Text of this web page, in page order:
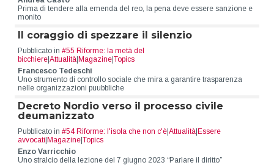
Prima di tendere alla emenda del reo, la pena deve essere sanzione e
monito
Il coraggio di spezzare il silenzio
Pubblicato in #55 Riforme: la metà del
bicchiere|Attualità|Magazine|Topics
Francesco Tedeschi
Uno strumento di controllo sociale che mira a garantire trasparenza
nelle organizzazioni puubbliche
Decreto Nordio verso il processo civile
deumanizzato
Pubblicato in #54 Riforme: l'isola che non c'è|Attualità|Essere
avvocati|Magazine|Topics
Enzo Varricchio
Uno stralcio della lezione del 7 giugno 2023 “Parlare il diritto”